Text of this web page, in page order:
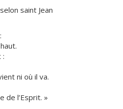
saint Jean
:
ni où il va.
de l’Esprit. »